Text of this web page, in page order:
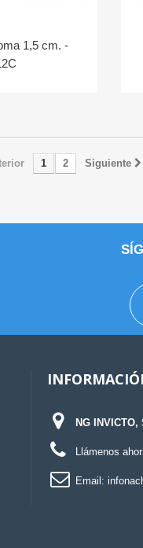
1,5 cm. -
1 2 Siguiente
NG
Llámenos
Email: